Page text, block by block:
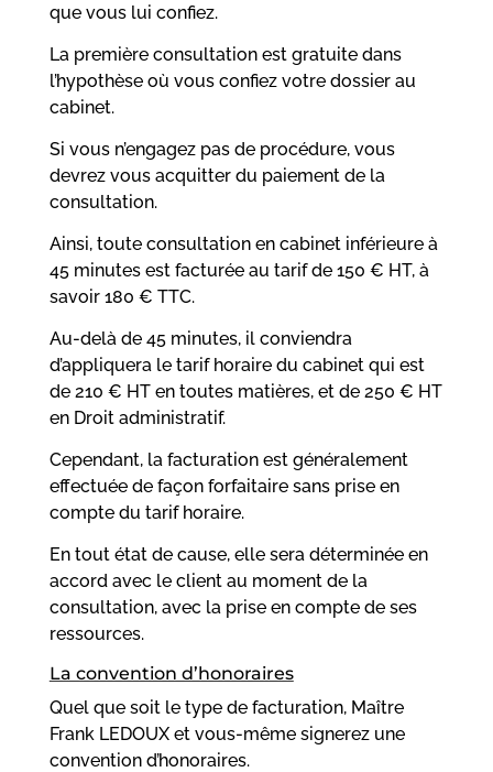
que vous lui confiez.
La première consultation est gratuite dans
l’hypothèse où vous confiez votre dossier au
cabinet.
Si vous n’engagez pas de procédure, vous
devrez vous acquitter du paiement de la
consultation.
Ainsi, toute consultation en cabinet inférieure à
45 minutes est facturée au tarif de 150 € HT, à
savoir 180 € TTC.
Au-delà de 45 minutes, il conviendra
d’appliquera le tarif horaire du cabinet qui est
de 210 € HT en toutes matières, et de 250 € HT
en Droit administratif.
Cependant, lafacturation est généralement
effectuée de façon forfaitaire sans prise en
compte du tarif horaire.
En tout état de cause, elle sera déterminée en
accord avec le client au moment de la
consultation, avec la prise en compte de ses
ressources.
La convention d’honoraires
Quel que soit le type de facturation, Maître
Frank LEDOUX et vous-même signerez une
convention d’honoraires.